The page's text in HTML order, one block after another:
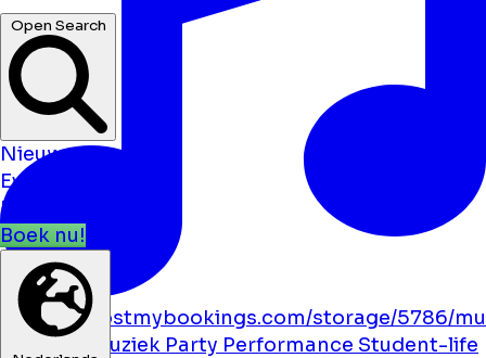
Open Search
Nieuws
Evenementen
Locaties
Boek nu!
https://boostmybookings.com/storage/5786/
solid.svg
Muziek Party Performance Student-life